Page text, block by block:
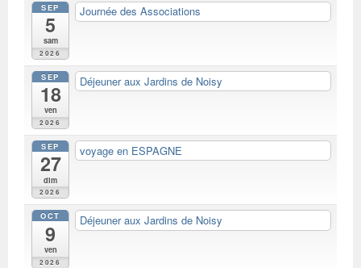
SEP
5
sam
2026
Journée des Associations
SEP
18
ven
2026
Déjeuner aux Jardins de Noisy
SEP
27
dim
2026
voyage en ESPAGNE
OCT
9
ven
2026
Déjeuner aux Jardins de Noisy